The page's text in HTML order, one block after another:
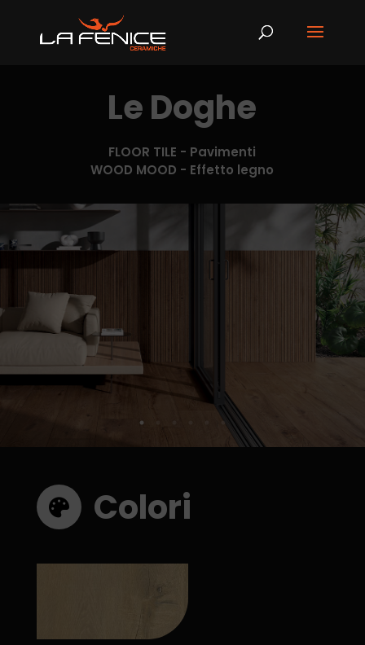
Le Doghe
FLOOR TILE - Pavimenti
WOOD MOOD - Effetto legno
Colori